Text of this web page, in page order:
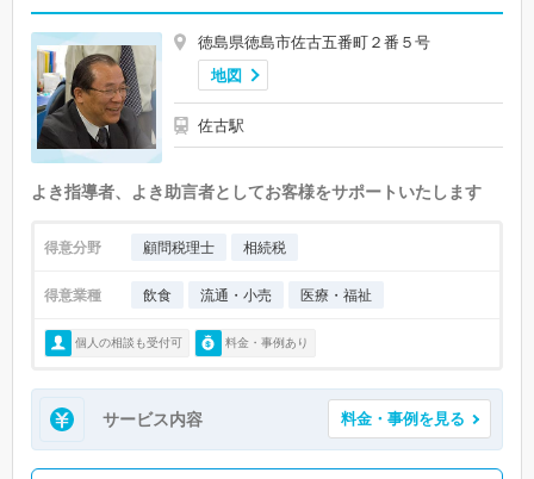
徳島県徳島市佐古五番町２番５号
地図
佐古駅
よき指導者、よき助言者としてお客様をサポートいたします
得意分野 顧問税理士 相続税
得意業種 飲食 流通・小売 医療・福祉
個人の相談も受付可 料金・事例あり
サービス内容 料金・事例を見る